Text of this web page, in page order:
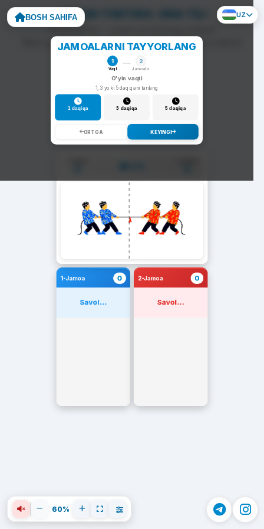
BOSH SAHIFA UZ
ARQON TORTISH: ONA TILI
To'g'ri javob — arqon siz tomonga tortiladi.
Noto'g'ri javob — arqon raqib tomonga siljiydi va darhol
yangi savol chiqadi.
JAMOALARNI TAYYORLANG
1
Vaqt
2
Jamoalar
O'yin vaqti
1, 3 yoki 5 daqiqani tanlang
1 daqiqa 3 daqiqa 5 daqiqa
ORTGA KEYINGI
1-Jamoa 0
Savol...
2-Jamoa 0
Savol...
60%